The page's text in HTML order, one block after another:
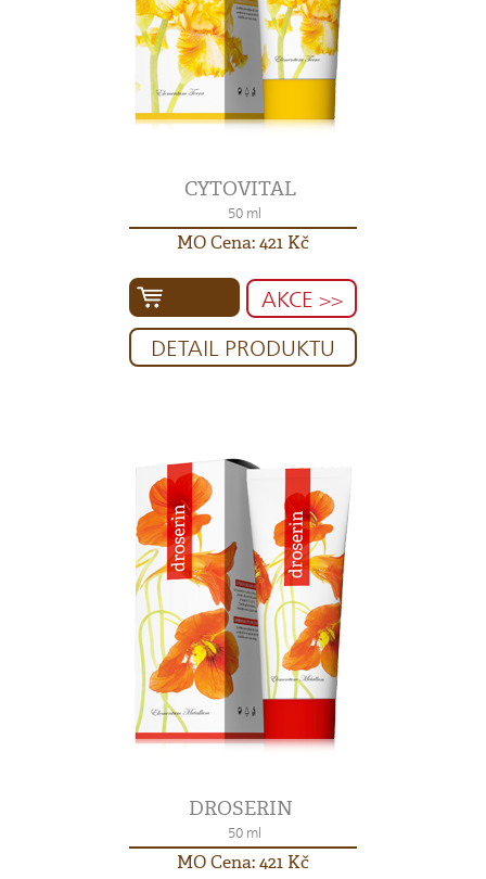
CYTOVITAL
50 ml
MO Cena: 421 Kč
AKCE >>
DETAIL PRODUKTU
DROSERIN
50 ml
MO Cena: 421 Kč